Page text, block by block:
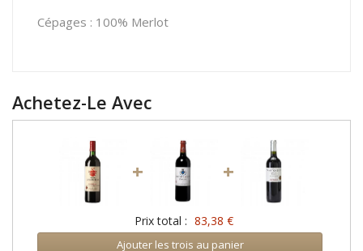
Cépages : 100% Merlot
Achetez-Le Avec
+ +
Prix total : 83,38 €
Ajouter les trois au panier